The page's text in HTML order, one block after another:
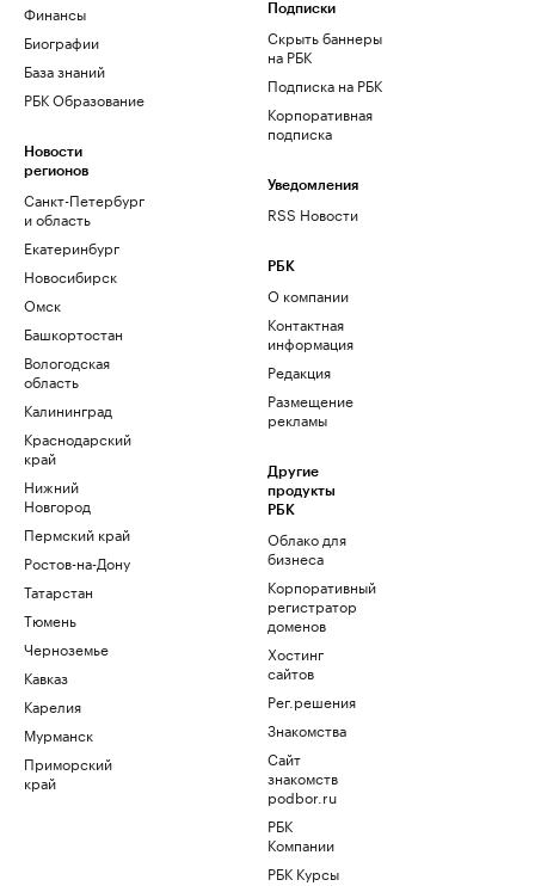
Финансы
Биографии
База знаний
РБК Образование
Новости
регионов
Санкт-Петербург
и область
Екатеринбург
Новосибирск
Омск
Башкортостан
Вологодская
область
Калининград
Краснодарский
край
Нижний
Новгород
Пермский край
Ростов-на-Дону
Татарстан
Тюмень
Черноземье
Кавказ
Карелия
Мурманск
Приморский
край
Подписки
Скрыть баннеры
на РБК
Подписка на РБК
Корпоративная
подписка
Уведомления
RSS Новости
РБК
О компании
Контактная
информация
Редакция
Размещение
рекламы
Другие
продукты
РБК
Облако для
бизнеса
Корпоративный
регистратор
доменов
Хостинг
сайтов
Рег.решения
Знакомства
Сайт
знакомств
podbor.ru
РБК
Компании
РБК Курсы